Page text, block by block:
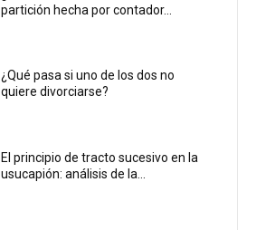
partición hecha por contador...
¿Qué pasa si uno de los dos no
quiere divorciarse?
El principio de tracto sucesivo en la
usucapión: análisis de la...